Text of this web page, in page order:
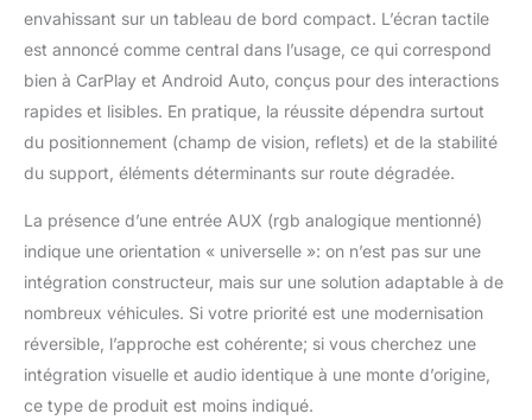
carplay android auto
vous procure une
vision claire et en
temps réel de l'arrière
de votre
véhicule.Passez la
CarPlay bascule
instantanément sur le
flux vidéo. Les lignes
de trajectoire précises
vous aident à évaluer
les distances et à vous
garer comme un
professionnel.
Information Clé：Oui
pour la caméra de
envahissant sur un tableau de bord compact. L’écran tactile
est annoncé comme central dans l’usage, ce qui correspond
bien à CarPlay et Android Auto, conçus pour des interactions
rapides et lisibles. En pratique, la réussite dépendra surtout
du positionnement (champ de vision, reflets) et de la stabilité
du support, éléments déterminants sur route dégradée.
La présence d’une entrée AUX (rgb analogique mentionné)
indique une orientation « universelle »: on n’est pas sur une
intégration constructeur, mais sur une solution adaptable à de
nombreux véhicules. Si votre priorité est une modernisation
réversible, l’approche est cohérente; si vous cherchez une
intégration visuelle et audio identique à une monte d’origine,
ce type de produit est moins indiqué.